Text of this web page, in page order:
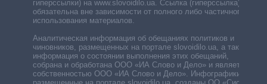
гиперссылки) на www.slovoidilo.ua. Ссылка (гиперссылка)
обязательна вне зависимости от полного либо частичного
использования материалов.
Аналитическая информация об обещаниях политиков и
чиновников, размещенных на портале slovoidilo.ua, а также
информация о состоянии выполнения этих обещаний,
собрана и обработана ООО «ИА Слово и Дело» и является
собственностью ООО «ИА Слово и Дело». Инфографики,